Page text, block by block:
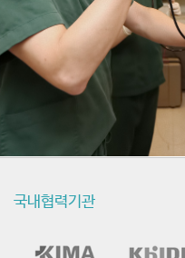
국내협력기관